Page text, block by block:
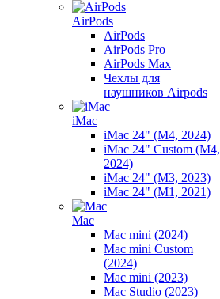
AirPods
AirPods
AirPods Pro
AirPods Max
Чехлы для
наушников Airpods
iMac
iMac 24" (M4, 2024)
iMac 24" Custom (M4,
2024)
iMac 24" (M3, 2023)
iMac 24" (M1, 2021)
Mac
Mac mini (2024)
Mac mini Custom
(2024)
Mac mini (2023)
Mac Studio (2023)